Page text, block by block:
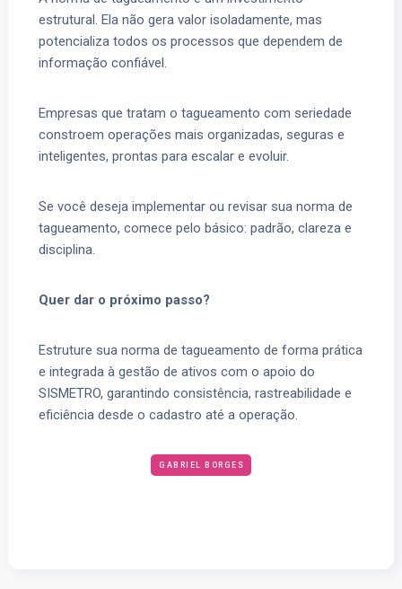
estrutural. Ela não gera valor isoladamente, mas
potencializa todos os processos que dependem de
informação confiável.
Empresas que tratam o tagueamento com seriedade
constroem operações mais organizadas, seguras e
inteligentes, prontas para escalar e evoluir.
Se você deseja implementar ou revisar sua norma de
tagueamento, comece pelo básico: padrão, clareza e
disciplina.
Quer dar o próximo passo?
Estruture sua norma de tagueamento de forma prática
e integrada à gestão de ativos com o apoio do
SISMETRO, garantindo consistência, rastreabilidade e
eficiência desde o cadastro até a operação.
GABRIEL BORGES